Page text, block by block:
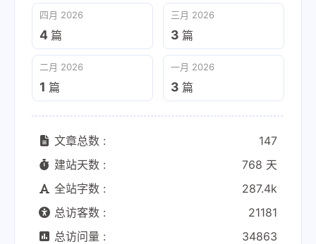
四月 2026
4 篇
三月 2026
3 篇
二月 2026
1 篇
一月 2026
3 篇
文章总数 :
147
建站天数 :
768 天
全站字数 :
287.4k
总访客数 :
21181
总访问量 :
34863